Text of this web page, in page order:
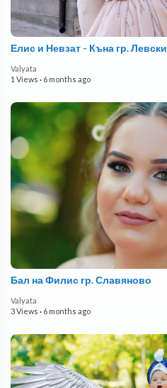
Елис и Невзат - Къна гр. Левски
Valyata
1 Views · 6 months ago
Бал на Филис гр. Славяново
Valyata
3 Views · 6 months ago